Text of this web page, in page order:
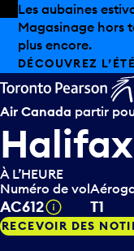
Skip to offers
Passer au contenu
Les aubaines
Magasinage hors
plus encore.
DÉCOUVREZ
Air Canada partir
À L’HEURE
Numéro de vol
AC612 Infobulle
T1
RECEVOIR DES